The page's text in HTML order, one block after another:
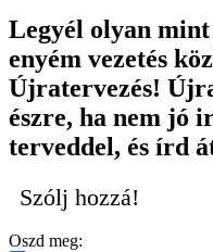
Legyél olyan
enyém vezetés
Újratervezés!
észre, ha nem jó
terveddel, és írd
Szólj hozzá!
Oszd meg: